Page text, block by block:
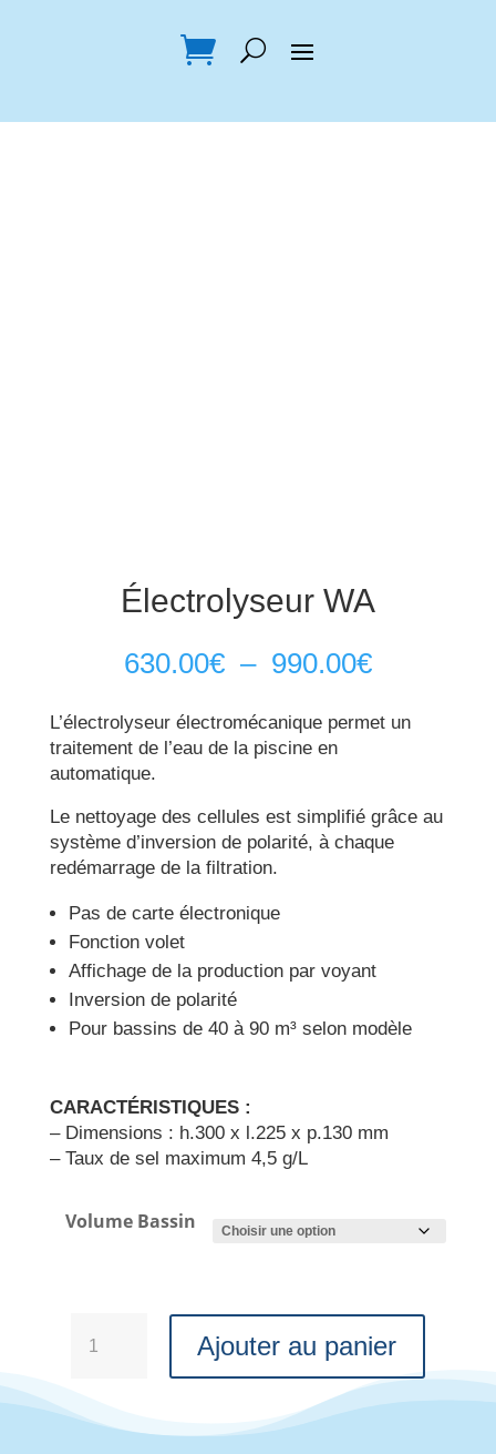
Électrolyseur WA
630.00€ – 990.00€Plage
prix :
630.00€
L’électrolyseur électromécanique permet un
traitement de l’eau de la piscine en
automatique.
Le nettoyage des cellules est simplifié grâce au
système d’inversion de polarité, à chaque
redémarrage de la filtration.
Pas de carte électronique
Fonction volet
Affichage de la production par voyant
Inversion de polarité
Pour bassins de 40 à 90 m³ selon modèle
CARACTÉRISTIQUES :
– Dimensions : h.300 x l.225 x p.130 mm
– Taux de sel maximum 4,5 g/L
Volume Bassin
de
Électrolyseur
Ajouter au panier